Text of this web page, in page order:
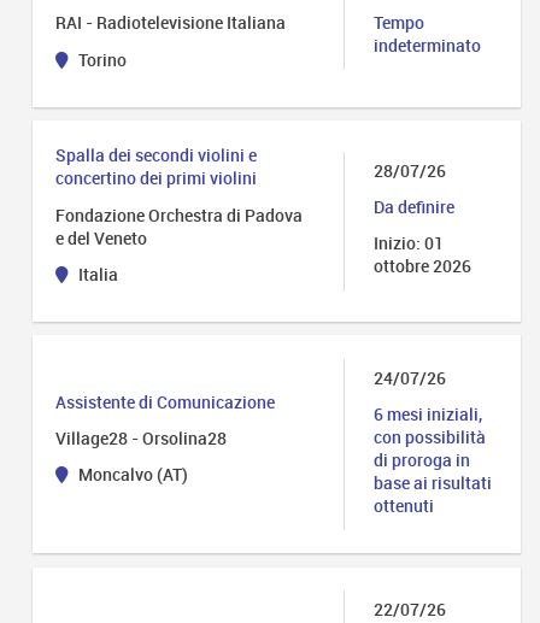
RAI - Radiotelevisione Italiana
Torino
Tempo
indeterminato
Spalla dei secondi violini e
concertino dei primi violini
Fondazione Orchestra di Padova
e del Veneto
Italia
28/07/26
Da definire
Inizio: 01
ottobre 2026
Assistente di Comunicazione
Village28 - Orsolina28
Moncalvo (AT)
24/07/26
6 mesi iniziali,
con possibilità
di proroga in
base ai risultati
ottenuti
22/07/26